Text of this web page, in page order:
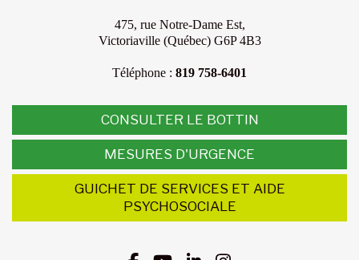
475, rue Notre-Dame Est,
Victoriaville (Québec) G6P 4B3
Téléphone : 819 758-6401
CONSULTER LE BOTTIN
MESURES D'URGENCE
GUICHET DE SERVICES ET AIDE
PSYCHOSOCIALE